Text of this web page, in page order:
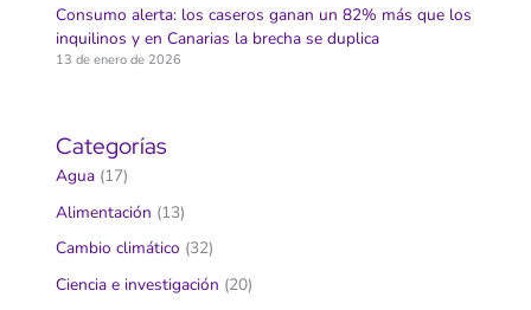
Consumo alerta: los caseros ganan un 82% más que los
inquilinos y en Canarias la brecha se duplica
13 de enero de 2026
Categorías
Agua (17)
Alimentación (13)
Cambio climático (32)
Ciencia e investigación (20)